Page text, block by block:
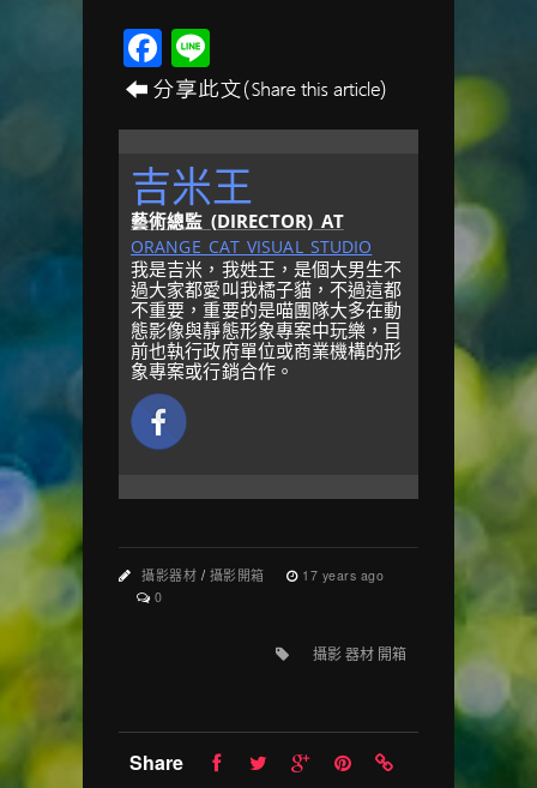
Facebook
吉米王
藝術總監 (DIRECTOR) AT
ORANGE CAT VISUAL STUDIO
我是吉米，我姓王，是個大男生不
過大家都愛叫我橘子貓，不過這都
不重要，重要的是喵團隊大多在動
態影像與靜態形象專案中玩樂，目
前也執行政府單位或商業機構的形
象專案或行銷合作。
攝影器材 / 攝影開箱
17 years ago
0
攝影 器材 開箱
Share